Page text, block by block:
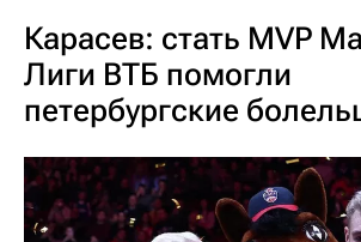
Карасев: стать MVP
Лиги ВТБ помогли
петербургские